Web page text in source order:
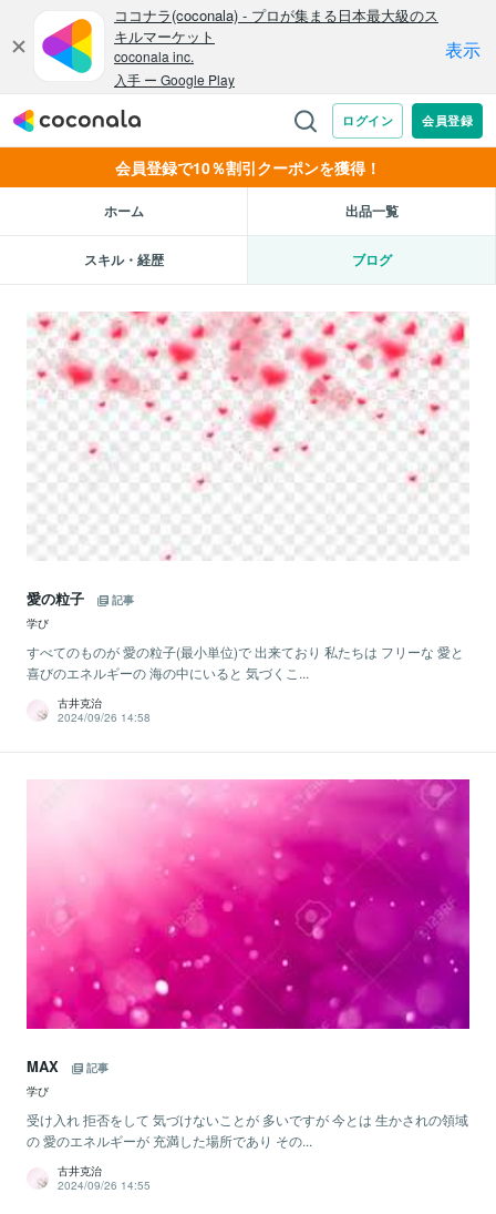
会員登録で10％割引クーポンを獲得！
ホーム 出品一覧
スキル・経歴 ブログ
愛の粒子
記事
学び
すべてのものが 愛の粒子(最小単位)で 出来ており 私たちは フリーな 愛と
喜びのエネルギーの 海の中にいると 気づくこ...
古井克治
2024/09/26 14:58
MAX
記事
学び
受け入れ 拒否をして 気づけないことが 多いですが 今とは 生かされの領域
の 愛のエネルギーが 充満した場所であり その...
古井克治
2024/09/26 14:55